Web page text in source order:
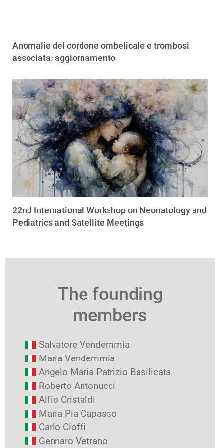
Anomalie del cordone ombelicale e trombosi
associata: aggiornamento
22nd International Workshop on Neonatology and
Pediatrics and Satellite Meetings
The founding
members
Salvatore Vendemmia
Maria Vendemmia
Angelo Maria Patrizio Basilicata
Roberto Antonucci
Alfio Cristaldi
Maria Pia Capasso
Carlo Cioffi
Gennaro Vetrano